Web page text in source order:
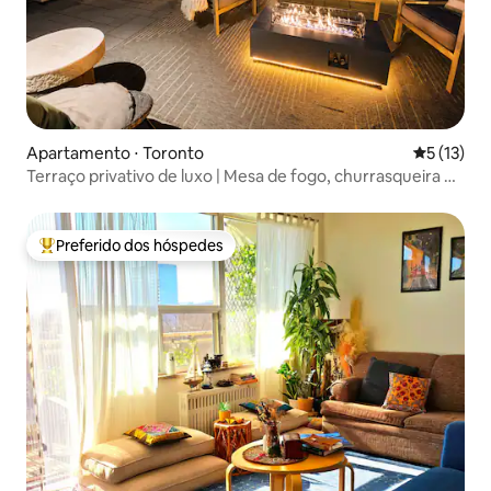
Apartamento ⋅ Toronto 5 de uma
5 (13)
Terraço privativo de luxo | Mesa de fogo, churrasqueira e
Entre os melhores preferidos dos hóspedes
Preferido dos hóspedes